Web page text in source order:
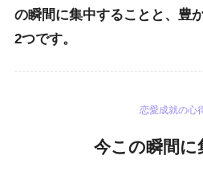
の瞬間に集中することと、豊
2つです。
恋愛成就の心
今この瞬間に